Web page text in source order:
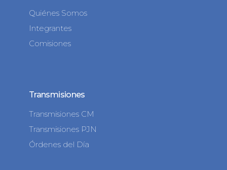
Quiénes Somos
Integrantes
Comisiones
Transmisiones
Transmisiones CM
Transmisiones PJN
Órdenes del Día